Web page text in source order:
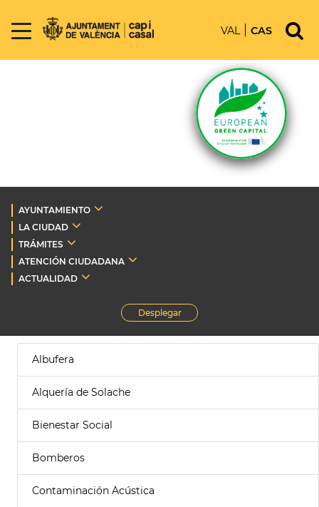
VAL CAS
AYUNTAMIENTO
LA CIUDAD
TRÁMITES
ATENCIÓN CIUDADANA
ACTUALIDAD
Desplegar
Albufera
Alquería de Solache
Bienestar Social
Bomberos
Contaminación Acústica